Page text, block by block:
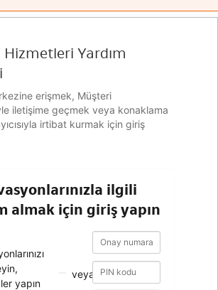
Yardım
erişmek, Müşteri
iletişime geçmek veya konaklama
irtibat kurmak için giriş
ilgili
almak için giriş yapın
yapın
veya
Onay
numarası
Onay
numarası